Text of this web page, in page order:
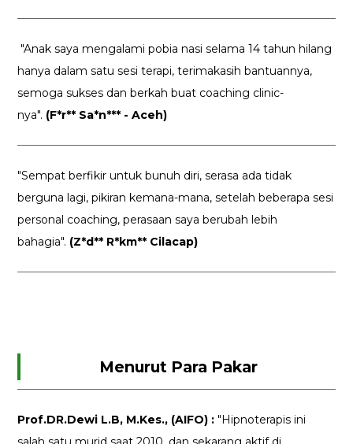
"Anak saya mengalami pobia nasi selama 14 tahun hilang
hanya dalam satu sesi terapi, terimakasih bantuannya,
semoga sukses dan berkah buat coaching clinic-
nya". (F*r** Sa*n*** - Aceh)
"Sempat berfikir untuk bunuh diri, serasa ada tidak
berguna lagi, pikiran kemana-mana, setelah beberapa sesi
personal coaching, perasaan saya berubah lebih
bahagia". (Z*d** R*km** Cilacap)
Menurut Para Pakar
Prof.DR.Dewi L.B, M.Kes., (AIFO) :"Hipnoterapis ini